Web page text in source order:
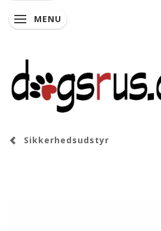
SKIFTE NAVIGATION
MENU
Sikkerhedsudstyr